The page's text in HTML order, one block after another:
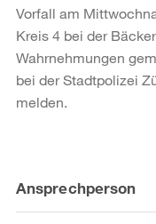
Vorfall am
Kreis 4 bei der
Wahrnehmungen
bei der Stadtpolizei
melden.
Weitere
Informationen
Ansprechperson